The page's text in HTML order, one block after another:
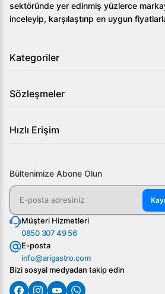
sektöründe yer edinmiş yüzlerce
inceleyip, karşılaştırıp en uygun
Kategoriler
Sözleşmeler
Hızlı Erişim
Bültenimize Abone Olun
Müşteri Hizmetleri
0850 307 49 56
E-posta
info@arigastro.com
Bizi sosyal medyadan takip edin